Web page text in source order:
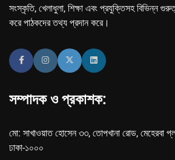
সংস্কৃতি, খেলাধুলা, শিক্ষা এবং প্রযুক্তিসহ বিভিন্ন
করে পাঠকদের তথ্য প্রদান করে।
সম্পাদক ও প্রকাশক:
মো: সাখাওয়াত হোসেন ৩৩, তোপখানা রোড, মেহেরবা
ঢাকা-১০০০